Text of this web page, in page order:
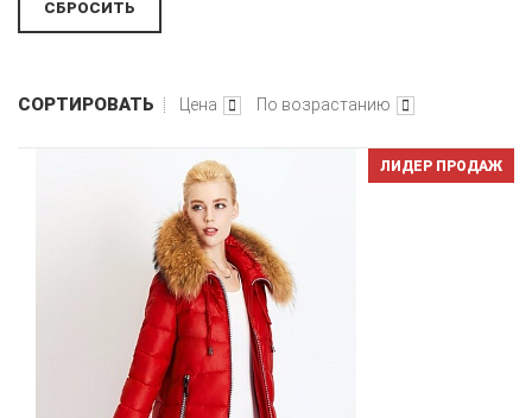
СОРТИРОВАТЬ Цена По возрастанию
ЛИДЕР ПРОДАЖ